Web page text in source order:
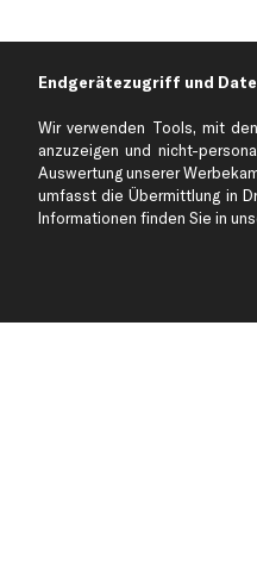
Über uns
businessplus
Corporate Webseite
Partnerprogramm
Bewertungen
Endgerätezugriff und
Wir verwenden Tools, mit
anzuzeigen und nicht-
Auswertung unserer
umfasst die Übermittlung in
Informationen finden Sie in